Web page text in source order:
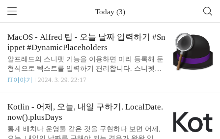
Today (3)
MacOS - Alfred 팁 - 오늘 날짜 입력하기 #Sn
ippet #DynamicPlaceholders
알프레드의 스니펫 기능을 이용하면 미리 등록해 둔
형식으로 텍스트를 입력하기 편리합니다. 스니펫의
대표적인 예제로는 입력하기 힘든 특수문자 입력이
입력할 수 있습니다. (저는 snippet 기능을 자주 사용
하기 때문에 기본 키워드인 "snip"을 "s"로 줄여서 사
용하고 있습니다.)⌘⌥⇧ 같은 기호들을 손쉽게 입
력할 수 있습니다. 이러한 특수 기호 외에도 특수한
IT이야기 2024. 3. 29. 22:17
Kotlin - 어제, 오늘, 내일 구하기. LocalDate.
now().plusDays
통계 배치나 운영툴 같은 것을 구현하다 보면 어제,